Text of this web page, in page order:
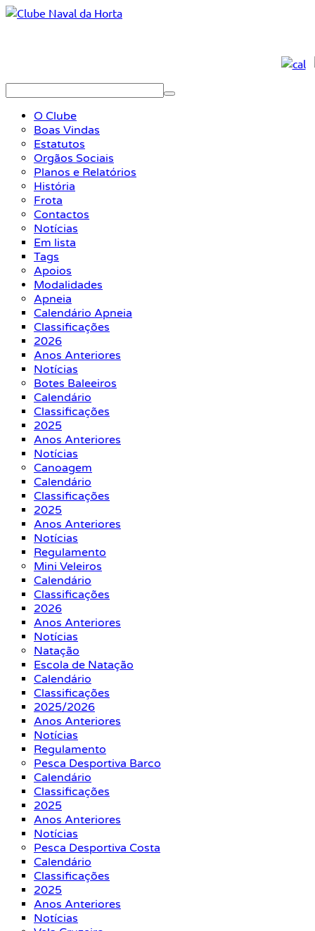
O Clube
Boas Vindas
Estatutos
Orgãos Sociais
Planos e Relatórios
História
Frota
Contactos
Notícias
Em lista
Tags
Apoios
Modalidades
Apneia
Calendário Apneia
Classificações
2026
Anos Anteriores
Notícias
Botes Baleeiros
Calendário
Classificações
2025
Anos Anteriores
Notícias
Canoagem
Calendário
Classificações
2025
Anos Anteriores
Notícias
Regulamento
Mini Veleiros
Calendário
Classificações
2026
Anos Anteriores
Notícias
Natação
Escola de Natação
Calendário
Classificações
2025/2026
Anos Anteriores
Notícias
Regulamento
Pesca Desportiva Barco
Calendário
Classificações
2025
Anos Anteriores
Notícias
Pesca Desportiva Costa
Calendário
Classificações
2025
Anos Anteriores
Notícias